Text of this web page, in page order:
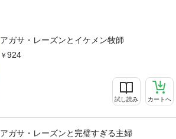
アガサ・レーズンとイケメン牧師
924
試し読み カートへ
アガサ・レーズンと完璧すぎる主婦